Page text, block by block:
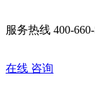
服务热线 400-660-
在线 咨询